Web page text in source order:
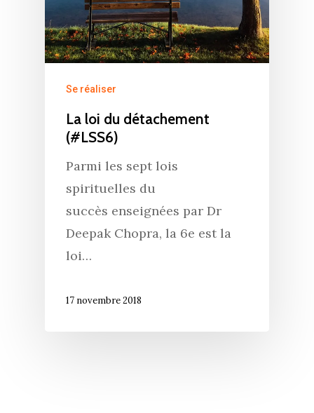
Se réaliser
La loi du détachement
(#LSS6)
Parmi les sept lois
spirituelles du
succès enseignées par Dr
Deepak Chopra, la 6e est la
loi…
17 novembre 2018